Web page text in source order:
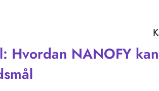
Hvordan NANOFY kan